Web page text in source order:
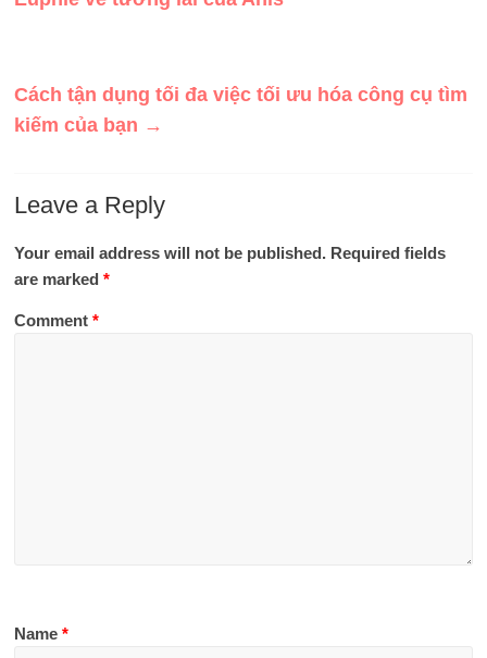
Cách tận dụng tối đa việc tối ưu hóa công cụ tìm
kiếm của bạn →
Leave a Reply
Your email address will not be published. Required fields
are marked*
Comment*
Name*